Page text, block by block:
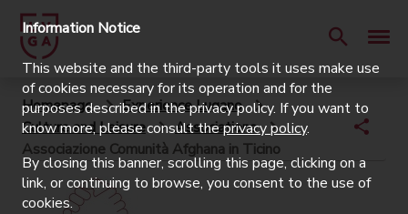
Homepage
Experience Lugano
Culture and Leisure
Associations
Associazione Comunità Afghana in Ticino
Information Notice
This website and the third-party tools it uses make use
of cookies necessary for its operation and for the
purposes described in the privacy policy. If you want to
know more, please consult theprivacy policy.
By closing this banner, scrolling this page, clicking on a
link, or continuing to browse, you consent to the use of
cookies.